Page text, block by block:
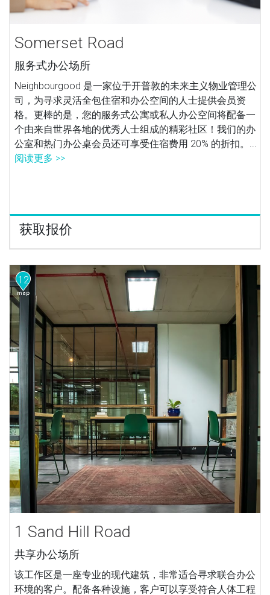
Somerset Road
服务式办公场所
Neighbourgood 是一家位于开普敦的未来主义物业管理公
司，为寻求灵活全包住宿和办公空间的人士提供会员资
格。更棒的是，您的服务式公寓或私人办公空间将配备一
个由来自世界各地的优秀人士组成的精彩社区！我们的办
公室和热门办公桌会员还可享受住宿费用 20% 的折扣。...
阅读更多 >>
获取报价
12
1 Sand Hill Road
共享办公场所
该工作区是一座专业的现代建筑，非常适合寻求联合办公
环境的客户。配备各种设施，客户可以享受符合人体工程